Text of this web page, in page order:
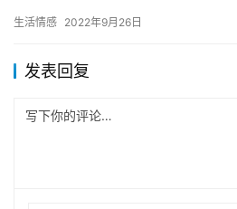
生活情感 2022年9月26日
发表回复